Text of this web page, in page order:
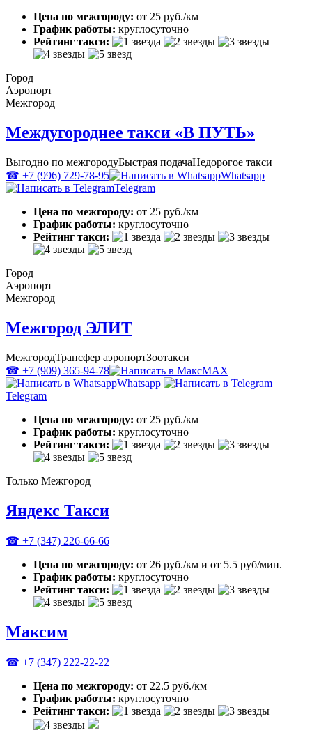
Цена по межгороду: от 25 руб./км
График работы: круглосуточно
Рейтинг такси:
Город
Аэропорт
Межгород
Междугороднее такси «В ПУТЬ»
Выгодно по межгородуБыстрая подачаНедорогое такси
☎ +7 (996) 729-78-95
Whatsapp
Telegram
Цена по межгороду: от 25 руб./км
График работы: круглосуточно
Рейтинг такси:
Город
Аэропорт
Межгород
Межгород ЭЛИТ
МежгородТрансфер аэропортЗоотакси
☎ +7 (909) 365-94-78
MAX
Whatsapp
Telegram
Цена по межгороду: от 25 руб./км
График работы: круглосуточно
Рейтинг такси:
Только Межгород
Яндекс Такси
☎ +7 (347) 226-66-66
Цена по межгороду: от 26 руб./км и от 5.5 руб/мин.
График работы: круглосуточно
Рейтинг такси:
Максим
☎ +7 (347) 222-22-22
Цена по межгороду: от 22.5 руб./км
График работы: круглосуточно
Рейтинг такси: